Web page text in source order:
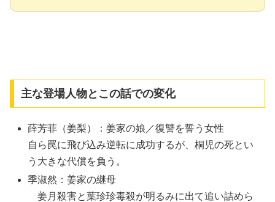
主な登場人物とこの話での変化
薛芳菲（姜梨）：姜家の娘／復讐を誓う女性
自ら罠に飛び込み逆転に成功するが、桐児の死とい
う大きな代償を負う。
季淑然：姜家の継母
姜月殺害と葉珍珍毒殺が明るみに出て追い詰めら